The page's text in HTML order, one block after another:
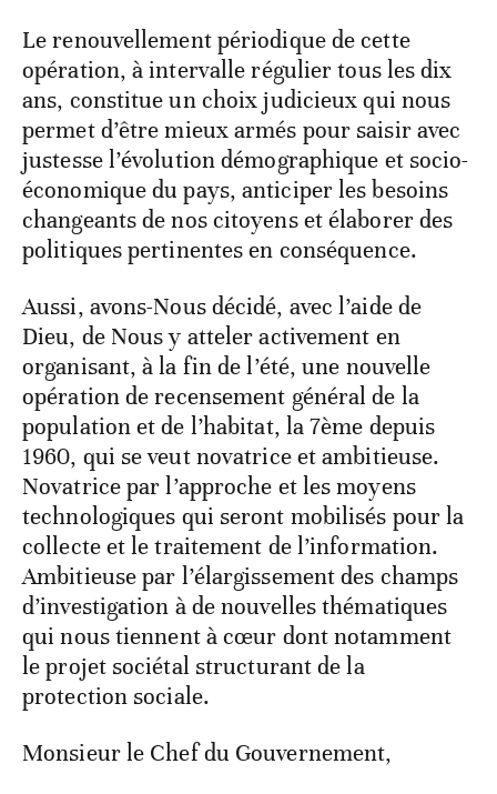
Le renouvellement périodique de cette
opération, à intervalle régulier tous les dix
ans, constitue un choix judicieux qui nous
permet d’être mieux armés pour saisir avec
justesse l’évolution démographique et socio-
économique du pays, anticiper les besoins
changeants de nos citoyens et élaborer des
politiques pertinentes en conséquence.
Aussi, avons-Nous décidé, avec l’aide de
Dieu, de Nous y atteler activement en
organisant, à la fin de l’été, une nouvelle
opération de recensement général de la
population et de l’habitat, la 7ème depuis
1960, qui se veut novatrice et ambitieuse.
Novatrice par l’approche et les moyens
technologiques qui seront mobilisés pour la
collecte et le traitement de l’information.
Ambitieuse par l’élargissement des champs
d’investigation à de nouvelles thématiques
qui nous tiennent à cœur dont notamment
le projet sociétal structurant de la
protection sociale.
Monsieur le Chef du Gouvernement,